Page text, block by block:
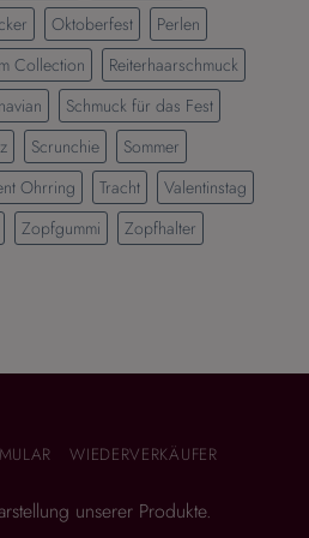
Oktoberfest
Perlen
Collection
Reiterhaarschmuck
Schmuck für das Fest
Scrunchie
Sommer
Ohrring
Tracht
Valentinstag
Zopfgummi Zopfhalter
WIEDERVERKÄUFER
unserer Produkte.